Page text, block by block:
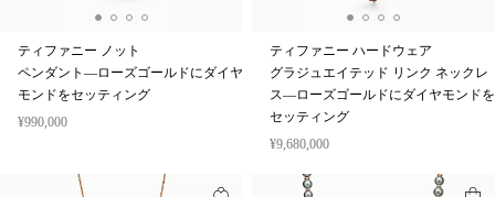
ティファニー ノット
ペンダント—ローズゴールドにダイヤ
モンドをセッティング
¥990,000
ティファニー ハードウェア
グラジュエイテッド リンク ネックレ
ス—ローズゴールドにダイヤモンドを
セッティング
¥9,680,000